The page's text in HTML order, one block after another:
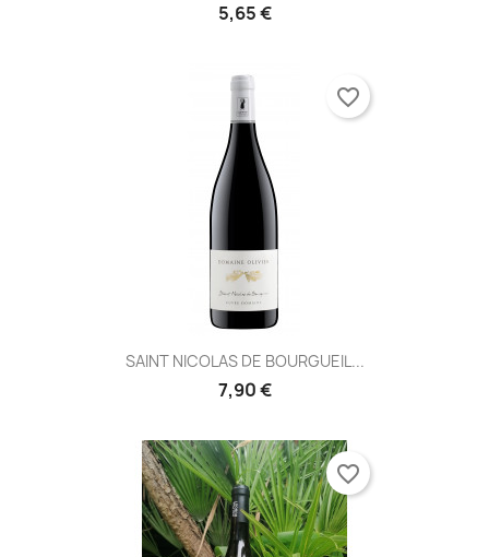
5,65 €
SAINT NICOLAS DE BOURGUEIL...
7,90 €
favorite_border
favorite_border